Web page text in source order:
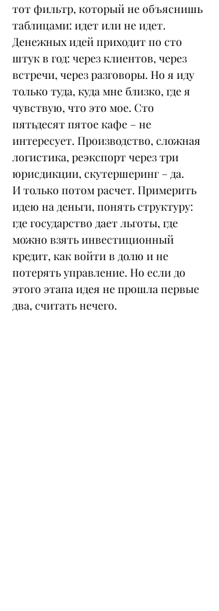
тот фильтр, который не объяснишь
таблицами: идет или не идет.
Денежных идей приходит по сто
штук в год: через клиентов, через
встречи, через разговоры. Но я иду
только туда, куда мне близко, где я
чувствую, что это мое. Сто
пятьдесят пятое кафе – не
интересует. Производство, сложная
логистика, реэкспорт через три
юрисдикции, скутершеринг – да.
И только потом расчет. Примерить
идею на деньги, понять структуру:
где государство дает льготы, где
можно взять инвестиционный
кредит, как войти в долю и не
потерять управление. Но если до
этого этапа идея не прошла первые
два, считать нечего.